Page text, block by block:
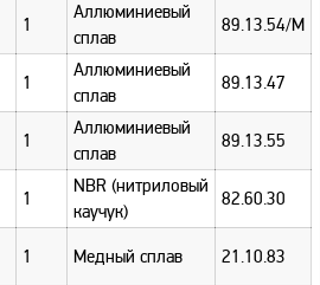
1
Аллюминиевый
сплав
89.13.54/M
1
Аллюминиевый
сплав
89.13.47
1
Аллюминиевый
сплав
89.13.55
1
NBR (нитриловый
каучук)
82.60.30
1 Медный сплав 21.10.83